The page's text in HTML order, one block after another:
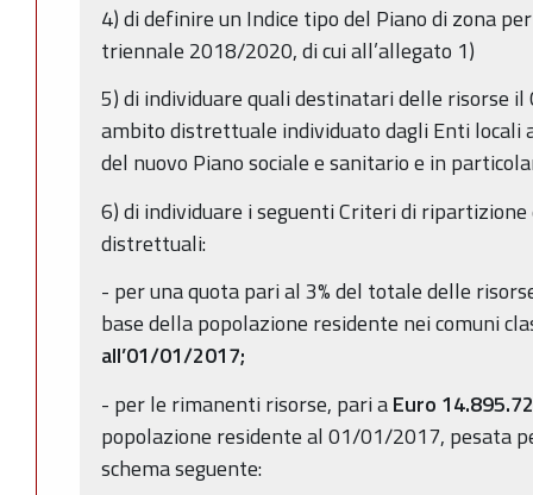
4) di definire un Indice tipo del Piano di zona
triennale 2018/2020, di cui all’allegato 1)
5) di individuare quali destinatari delle risorse
ambito distrettuale individuato dagli Enti locali
del nuovo Piano sociale e sanitario e in
6) di individuare i seguenti Criteri di
distrettuali:
- per una quota pari al 3% del totale delle
base della popolazione residente nei comuni
all’01/01/2017;
- per le rimanenti risorse, pari aEuro
popolazione residente al 01/01/2017, pesata
schema seguente: